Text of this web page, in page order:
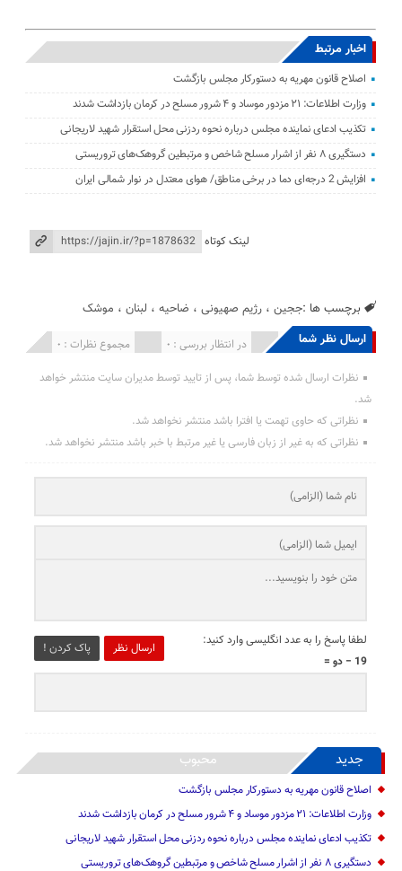
اخبار مرتبط
اصلاح قانون مهریه به دستورکار مجلس بازگشت
وزارت اطلاعات: ۲۱ مزدور موساد و ۴ شرور مسلح در کرمان بازداشت شدند
تکذیب ادعای نماینده مجلس درباره نحوه ردزنی محل استقرار شهید لاریجانی
دستگیری ۸ نفر از اشرار مسلح شاخص و مرتبطین گروهک‌های تروریستی
افزایش 2 درجه‌ای دما در برخی مناطق/ هوای معتدل در نوار شمالی ایران
لینک کوتاه
برچسب ها :ججین ،رژیم صهیونی ، ضاحیه ، لبنان ، موشک
ارسال نظر شما مجموع نظرات : 0 در انتظار بررسی : 0 انتشار یافته : 0
نظرات ارسال شده توسط شما، پس از تایید توسط مدیران سایت منتشر خواهد
شد.
نظراتی که حاوی تهمت یا افترا باشد منتشر نخواهد شد.
نظراتی که به غیر از زبان فارسی یا غیر مرتبط با خبر باشد منتشر نخواهد شد.
ارسال نظر پاک کردن !
لطفا پاسخ را به عدد انگلیسی وارد کنید:
19 − دو =
جدید محبوب
اصلاح قانون مهریه به دستورکار مجلس بازگشت
وزارت اطلاعات: ۲۱ مزدور موساد و ۴ شرور مسلح در کرمان بازداشت شدند
تکذیب ادعای نماینده مجلس درباره نحوه ردزنی محل استقرار شهید لاریجانی
دستگیری ۸ نفر از اشرار مسلح شاخص و مرتبطین گروهک‌های تروریستی